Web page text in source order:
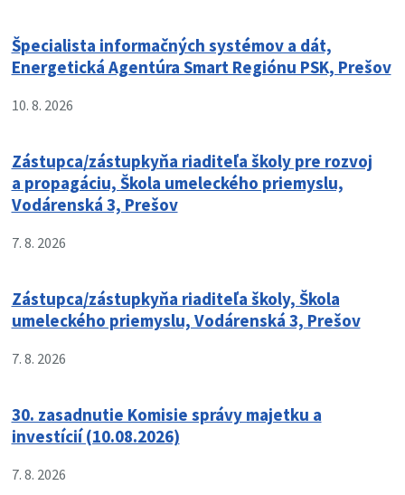
Špecialista informačných systémov a dát,
Energetická Agentúra Smart Regiónu PSK, Prešov
10. 8. 2026
Zástupca/zástupkyňa riaditeľa školy pre rozvoj
a propagáciu, Škola umeleckého priemyslu,
Vodárenská 3, Prešov
7. 8. 2026
Zástupca/zástupkyňa riaditeľa školy, Škola
umeleckého priemyslu, Vodárenská 3, Prešov
7. 8. 2026
30. zasadnutie Komisie správy majetku a
investícií (10.08.2026)
7. 8. 2026